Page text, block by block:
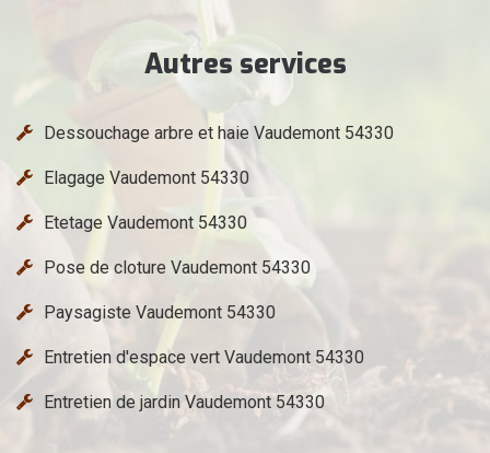
Autres services
Dessouchage arbre et haie Vaudemont 54330
Elagage Vaudemont 54330
Etetage Vaudemont 54330
Pose de cloture Vaudemont 54330
Paysagiste Vaudemont 54330
Entretien d'espace vert Vaudemont 54330
Entretien de jardin Vaudemont 54330